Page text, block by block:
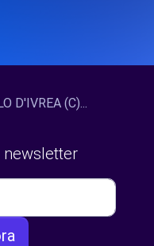
D'IVREA (C)...
newsletter